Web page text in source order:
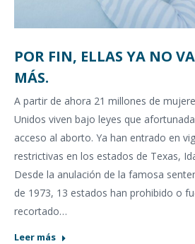
POR FIN, ELLAS YA NO
MÁS.
A partir de ahora 21 millones de
Unidos viven bajo leyes que
ac­ceso al aborto. Ya han entrado en
restrictivas en los estados de Texas,
Desde la anulación de la famosa
de 1973, 13 estados han prohibido o
recortado…
Leer más